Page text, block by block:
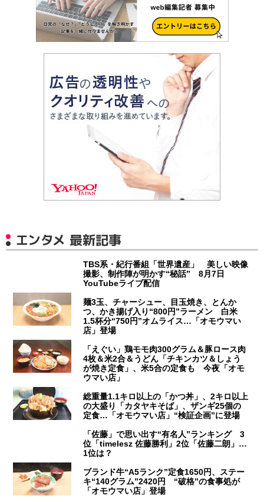
エンタメ 最新記事
TBS系・紀行番組「世界遺産」 美しい映像
撮影、制作陣が明かす“秘話” 8月7日
YouTubeライブ配信
麺3玉、チャーシュー、目玉焼き、とんか
つ、かき揚げ入り“800円”ラーメン 白米
1.5杯分“750円”オムライス…「オモウマい
店」登場
「えぐい」鶏モモ肉300グラム＆豚ロース肉
4枚＆米2合＆うどん「チキンカツ＆しょう
が焼き定食」、米5合の定食も 今夜「オモ
ウマい店」
総重量1.1キロ以上の「かつ丼」、2キロ以上
の大盛り「カタヤキそば」、ザンギ25個の
定食…「オモウマい店」“検証企画”に登場
「佐藤」で思い出す“有名人”ランキング 3
位「timelesz 佐藤勝利」2位「佐藤二朗」…
1位は？
ブランド牛“A5ランク”定食1650円、ステー
キ“140グラム”2420円 “破格”の食事処が
「オモウマい店」登場